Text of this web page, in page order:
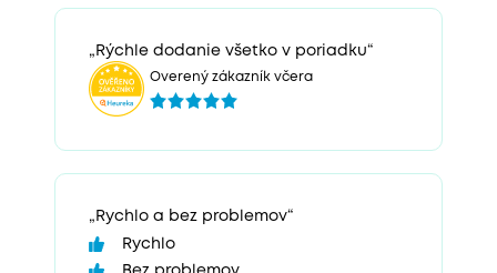
„Rýchle dodanie všetko v poriadku“
Overený zákazník včera
„Rychlo a bez problemov“
Rychlo